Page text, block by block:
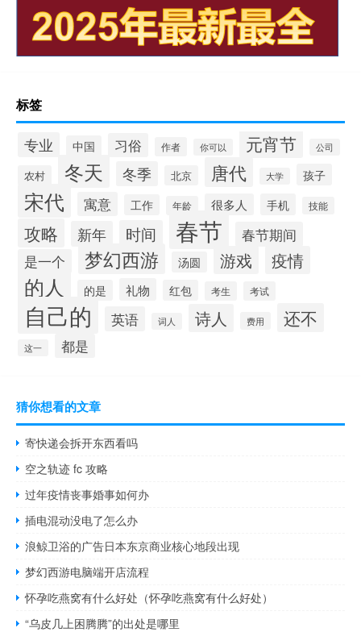
标签
专业 中国 习俗 作者 你可以 元宵节 公司
农村 冬天 冬季 北京 唐代 大学 孩子
宋代 寓意 工作 年龄 很多人 手机 技能
攻略 新年 时间 春节 春节期间
是一个 梦幻西游 汤圆 游戏 疫情
的人 的是 礼物 红包 考生 考试
自己的 英语 词人 诗人 费用 还不
这一 都是
猜你想看的文章
寄快递会拆开东西看吗
空之轨迹 fc 攻略
过年疫情丧事婚事如何办
插电混动没电了怎么办
浪鲸卫浴的广告日本东京商业核心地段出现
梦幻西游电脑端开店流程
怀孕吃燕窝有什么好处（怀孕吃燕窝有什么好处）
“乌皮几上困腾腾”的出处是哪里